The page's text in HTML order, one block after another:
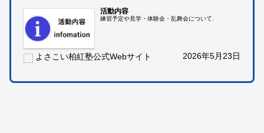
活動内容
練習予定や見学・体験会・乱舞会について.
よさこい柏紅塾公式Webサイト 2026年5月23日